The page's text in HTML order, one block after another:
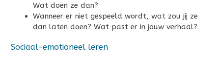
Wat doen ze dan?
Wanneer er niet gespeeld wordt, wat zou jij ze
dan laten doen? Wat past er in jouw verhaal?
Sociaal-emotioneel leren